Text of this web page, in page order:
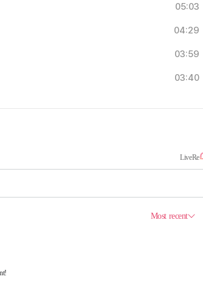
05:03
04:29
03:59
03:40